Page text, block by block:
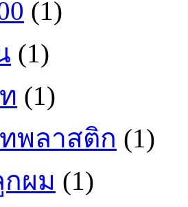
(1)
(1)
(1)
พลาสติก (1)
ผม (1)